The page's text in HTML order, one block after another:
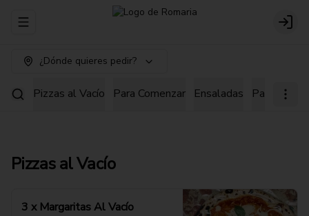
Abrir menu de navegación Login
¿Dónde quieres pedir?
Pizzas al Vacío Para Comenzar Ensaladas Pastas
Pizzas al Vacío
3 x Margaritas Al Vacío